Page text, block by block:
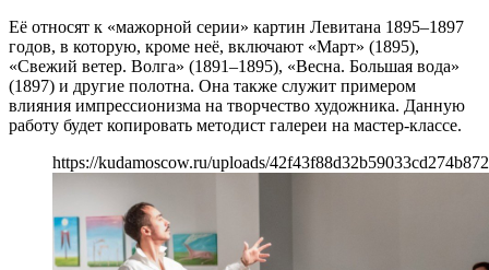
Её относят к «мажорной серии» картин Левитана 1895–1897
годов, в которую, кроме неё, включают «Март» (1895),
«Свежий ветер. Волга» (1891–1895), «Весна. Большая вода»
(1897) и другие полотна. Она также служит примером
влияния импрессионизма на творчество художника. Данную
работу будет копировать методист галереи на мастер-классе.
https://kudamoscow.ru/uploads/